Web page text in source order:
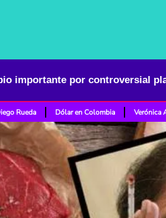
importante por controversial
Rueda Dólar en Colombia Verónica